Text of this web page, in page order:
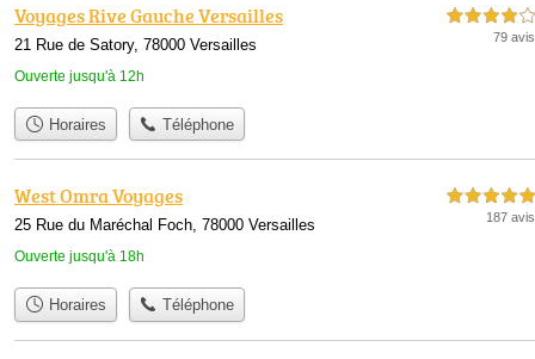
Voyages Rive Gauche Versailles
21 Rue de Satory, 78000 Versailles
Ouverte jusqu'à 12h
4,0 étoiles sur 5
79 avis
Horaires Téléphone
West Omra Voyages
25 Rue du Maréchal Foch, 78000 Versailles
Ouverte jusqu'à 18h
5,0 étoiles sur 5
187 avis
Horaires Téléphone